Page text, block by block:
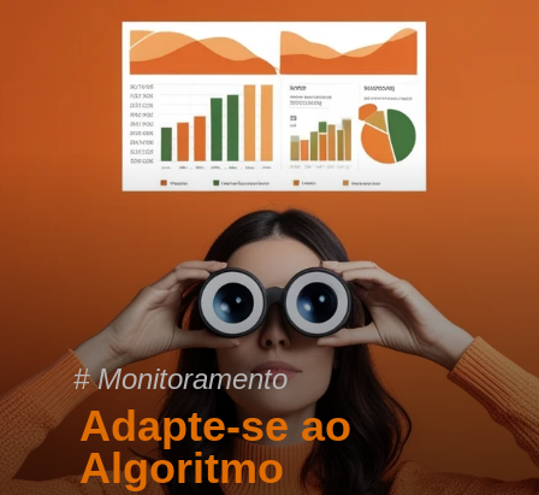
Adapte-se ao
Algoritmo
# Monitoramento